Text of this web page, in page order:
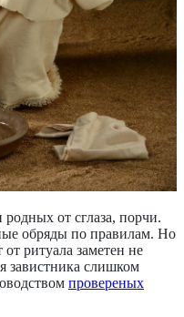
от сглаза, порчи.
обряды по правилам. Но
ритуала заметен не
завистника слишком
провереных